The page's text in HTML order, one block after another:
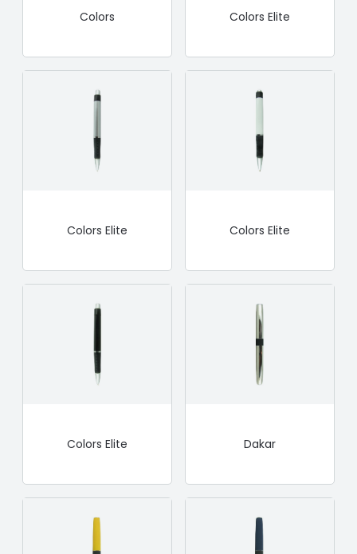
Colors Colors Elite
Colors Elite Colors Elite
Colors Elite Dakar